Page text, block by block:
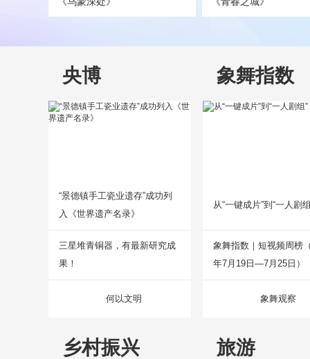
央博
“景德镇手工瓷业遗存”成功列
入《世界遗产名录》
三星堆青铜器，有最新研究成
果！
何以文明
象舞指数
从“一键成片”到“一人剧
象舞指数｜短视频周榜
年7月19日—7月25日）
象舞观察
乡村振兴 旅游